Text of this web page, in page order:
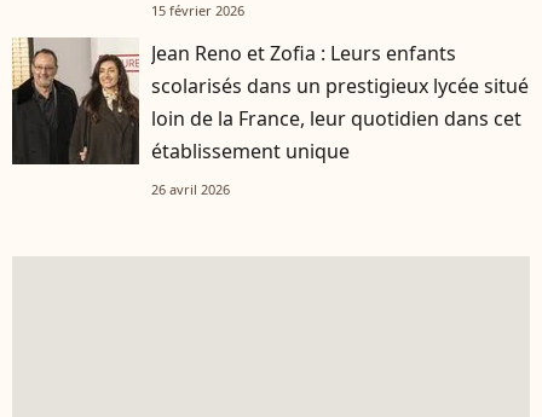
15 février 2026
Jean Reno et Zofia : Leurs enfants
scolarisés dans un prestigieux lycée situé
loin de la France, leur quotidien dans cet
établissement unique
26 avril 2026